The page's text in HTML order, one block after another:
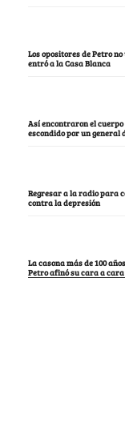
Los opositores de Petro
entró a la Casa Blanca
Así encontraron el cuerpo
escondido por un general
Regresar a la radio para
contra la depresión
La casona más de 100
Petro afinó su cara a